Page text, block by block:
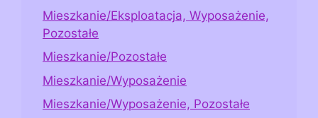
Mieszkanie/Eksploatacja, Wyposażenie,
Pozostałe
Mieszkanie/Pozostałe
Mieszkanie/Wyposażenie
Mieszkanie/Wyposażenie, Pozostałe